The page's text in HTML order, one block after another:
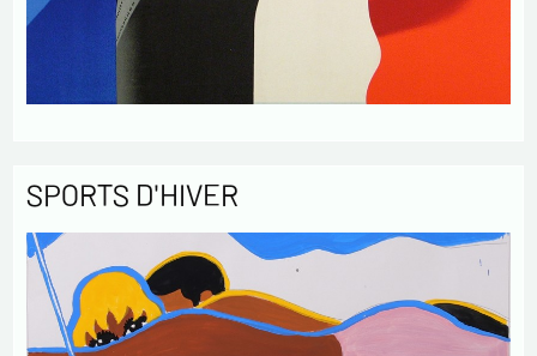
SPORTS D'HIVER